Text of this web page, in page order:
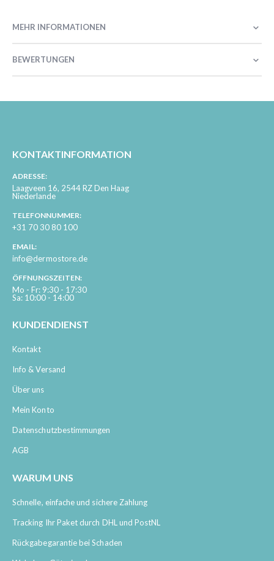
MEHR INFORMATIONEN
BEWERTUNGEN
KONTAKTINFORMATION
ADRESSE:
Laagveen 16, 2544 RZ Den Haag
Niederlande
TELEFONNUMMER:
+31 70 30 80 100
EMAIL:
info@dermostore.de
ÖFFNUNGSZEITEN:
Mo - Fr: 9:30 - 17:30
Sa: 10:00 - 14:00
KUNDENDIENST
Kontakt
Info & Versand
Über uns
Mein Konto
Datenschutzbestimmungen
AGB
WARUM UNS
Schnelle, einfache und sichere Zahlung
Tracking Ihr Paket durch DHL und PostNL
Rückgabegarantie bei Schaden